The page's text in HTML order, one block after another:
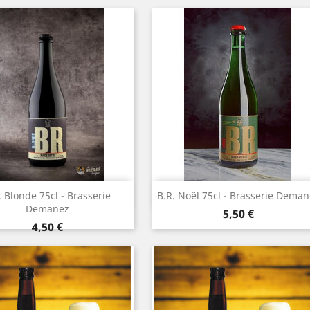
Blonde 75cl - Brasserie
Demanez
Prix
4,50 €
Aperçu rapide B.R. Noël 75cl - Brasserie
Prix
5,50 €
Aperçu rapide